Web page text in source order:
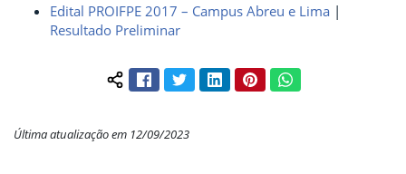
Edital PROIFPE 2017 – Campus Abreu e Lima |
Resultado Preliminar
Compartilhar conteúdo:
FacebookTwitterLinkedInPinterestWhatsApp
Última atualização em 12/09/2023